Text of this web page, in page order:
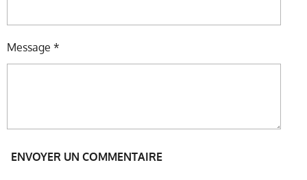
Message *
ENVOYER UN COMMENTAIRE